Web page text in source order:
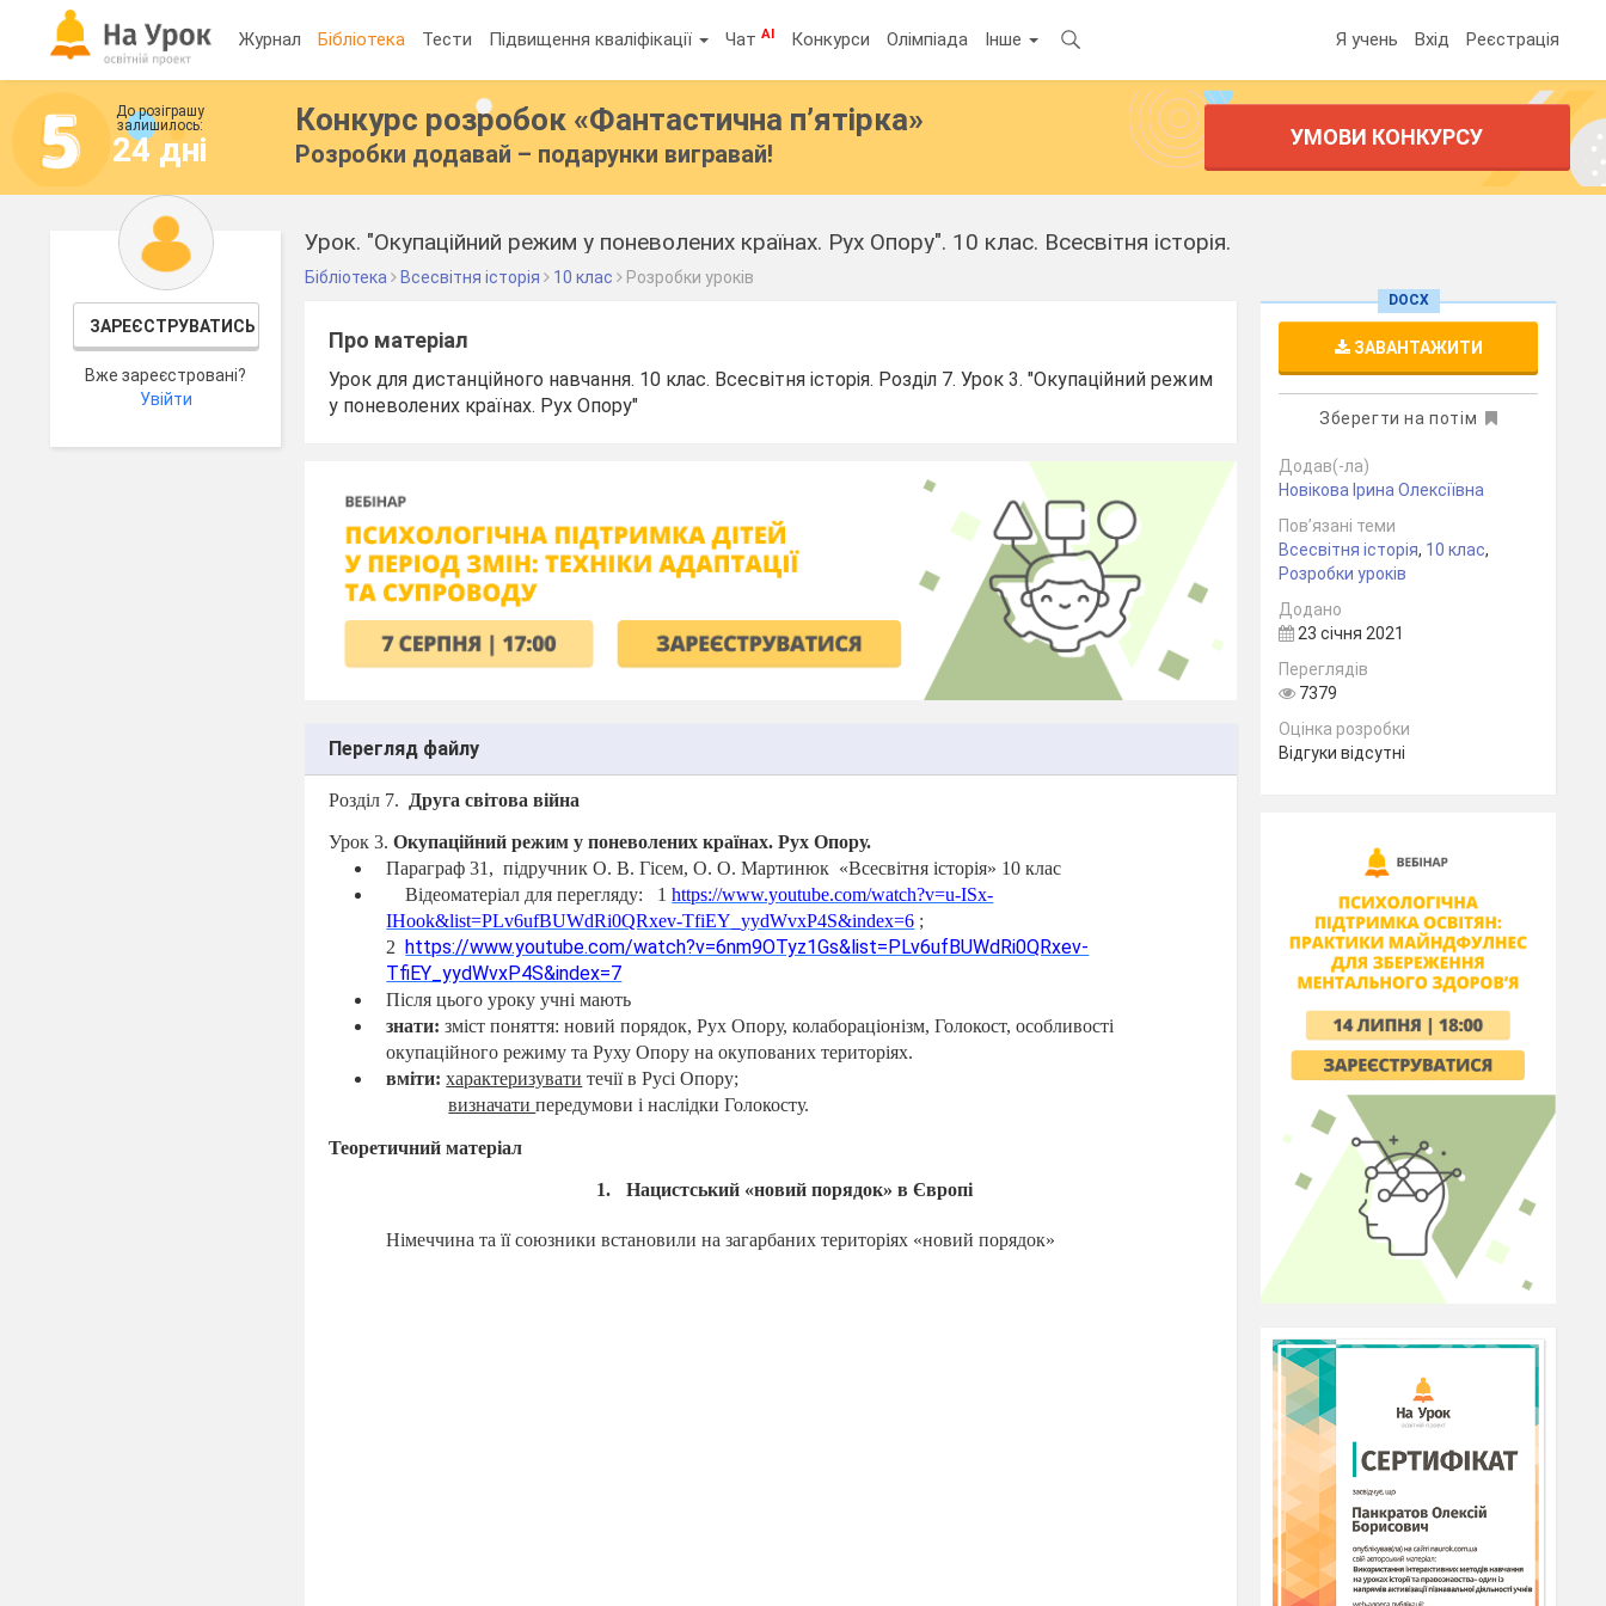
Журнал Бібліотека Тести Підвищення кваліфікації ЧатAI Конкурси Олімпіада Інше Я учень Вхід Реєстрація
До розіграшу
залишилось:
24 дні
Конкурс розробок «Фантастична п’ятірка»
Розробки додавай – подарунки вигравай!
УМОВИ КОНКУРСУ
ЗАРЕЄСТРУВАТИСЬ
Вже зареєстровані?
Увійти
Урок. "Окупаційний режим у поневолених країнах. Рух Опору". 10 клас. Всесвітня історія.
Бібліотека Всесвітня історія 10 клас Розробки уроків
Про матеріал
Урок для дистанційного навчання. 10 клас. Всесвітня історія. Розділ 7. Урок 3. "Окупаційний режим
у поневолених країнах. Рух Опору"
Перегляд файлу
Розділ 7. Друга світова війна
Урок 3.Окупаційний режим у поневолених країнах. Рух Опору.
Параграф 31, підручник О. В. Гісем, О. О. Мартинюк «Всесвітня історія» 10 клас
Відеоматеріал для перегляду:
1https://www.youtube.com/watch?v=u-ISx-
IHook&list=PLv6ufBUWdRi0QRxev-TfiEY_yydWvxP4S&index=6 ;
2
https://www.youtube.com/watch?v=6nm9OTyz1Gs&list=PLv6ufBUWdRi0QRxev-
TfiEY_yydWvxP4S&index=7
Після цього уроку учні мають
знати: зміст поняття: новий порядок, Рух Опору, колабораціонізм, Голокост, особливості
окупаційного режиму та Руху Опору на окупованих територіях.
вміти: характеризувати течії в Русі Опору;
визначатипередумови і наслідки Голокосту.
Теоретичний матеріал
Нацистський «новий порядок» в Європі
Німеччина та її союзники встановили на загарбаних територіях «новий порядок»
DOCX
ЗАВАНТАЖИТИ
Зберегти на потім
Додав(-ла)
Новікова Ірина Олексіївна
Пов’язані теми
Всесвітня історія, 10 клас,
Розробки уроків
Додано
23 січня 2021
Переглядів
7379
Оцінка розробки
Відгуки відсутні